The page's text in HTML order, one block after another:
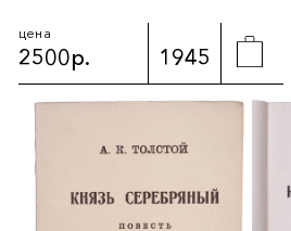
цена
2500р. 1945